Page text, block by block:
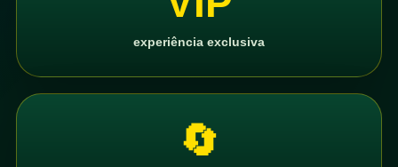
experiência exclusiva
🔄